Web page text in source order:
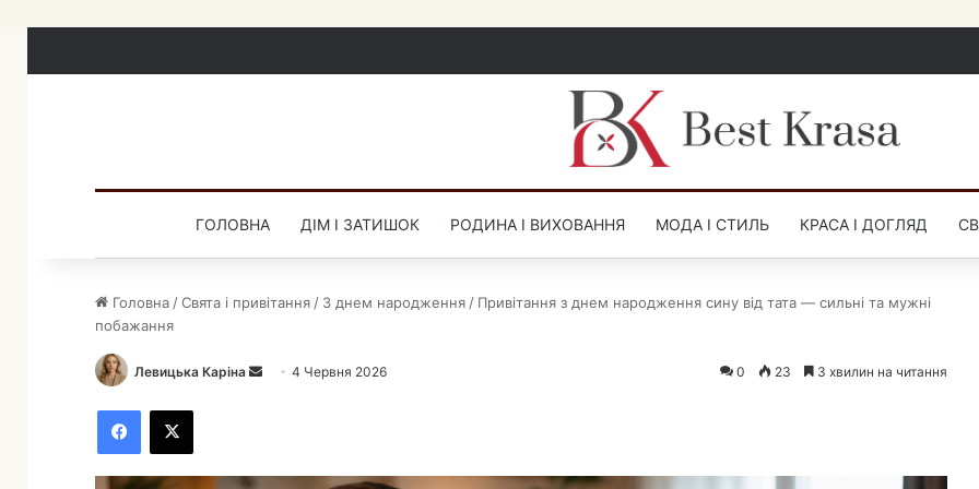
ГОЛОВНА ДІМ І ЗАТИШОК РОДИНА І ВИХОВАННЯ МОДА І СТИЛЬ КРАСА І ДОГЛЯД
Головна /Свята і привітання / З днем народження / Привітання з днем народження сину від тата — сильні та мужні
побажання
Левицька Каріна
ш
4 Червня 2026 0 23 3 хвилин на читання